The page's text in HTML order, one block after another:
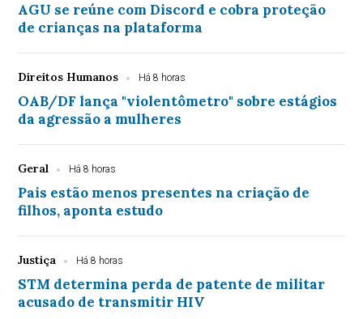
AGU se reúne com Discord e cobra proteção
de crianças na plataforma
Direitos Humanos Há 8 horas
OAB/DF lança "violentômetro" sobre estágios
da agressão a mulheres
Geral Há 8 horas
Pais estão menos presentes na criação de
filhos, aponta estudo
Justiça Há 8 horas
STM determina perda de patente de militar
acusado de transmitir HIV